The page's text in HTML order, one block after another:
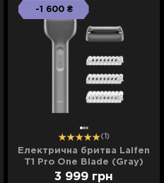
-1 600 ₴
(1)
Електрична бритва Laifen
T1 Pro One Blade (Gray)
3 999 грн